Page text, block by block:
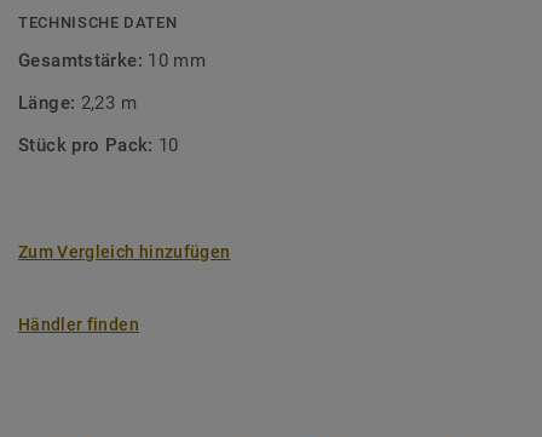
TECHNISCHE DATEN
Gesamtstärke: 10 mm
Länge: 2,23 m
Stück pro Pack: 10
Zum Vergleich hinzufügen
Händler finden